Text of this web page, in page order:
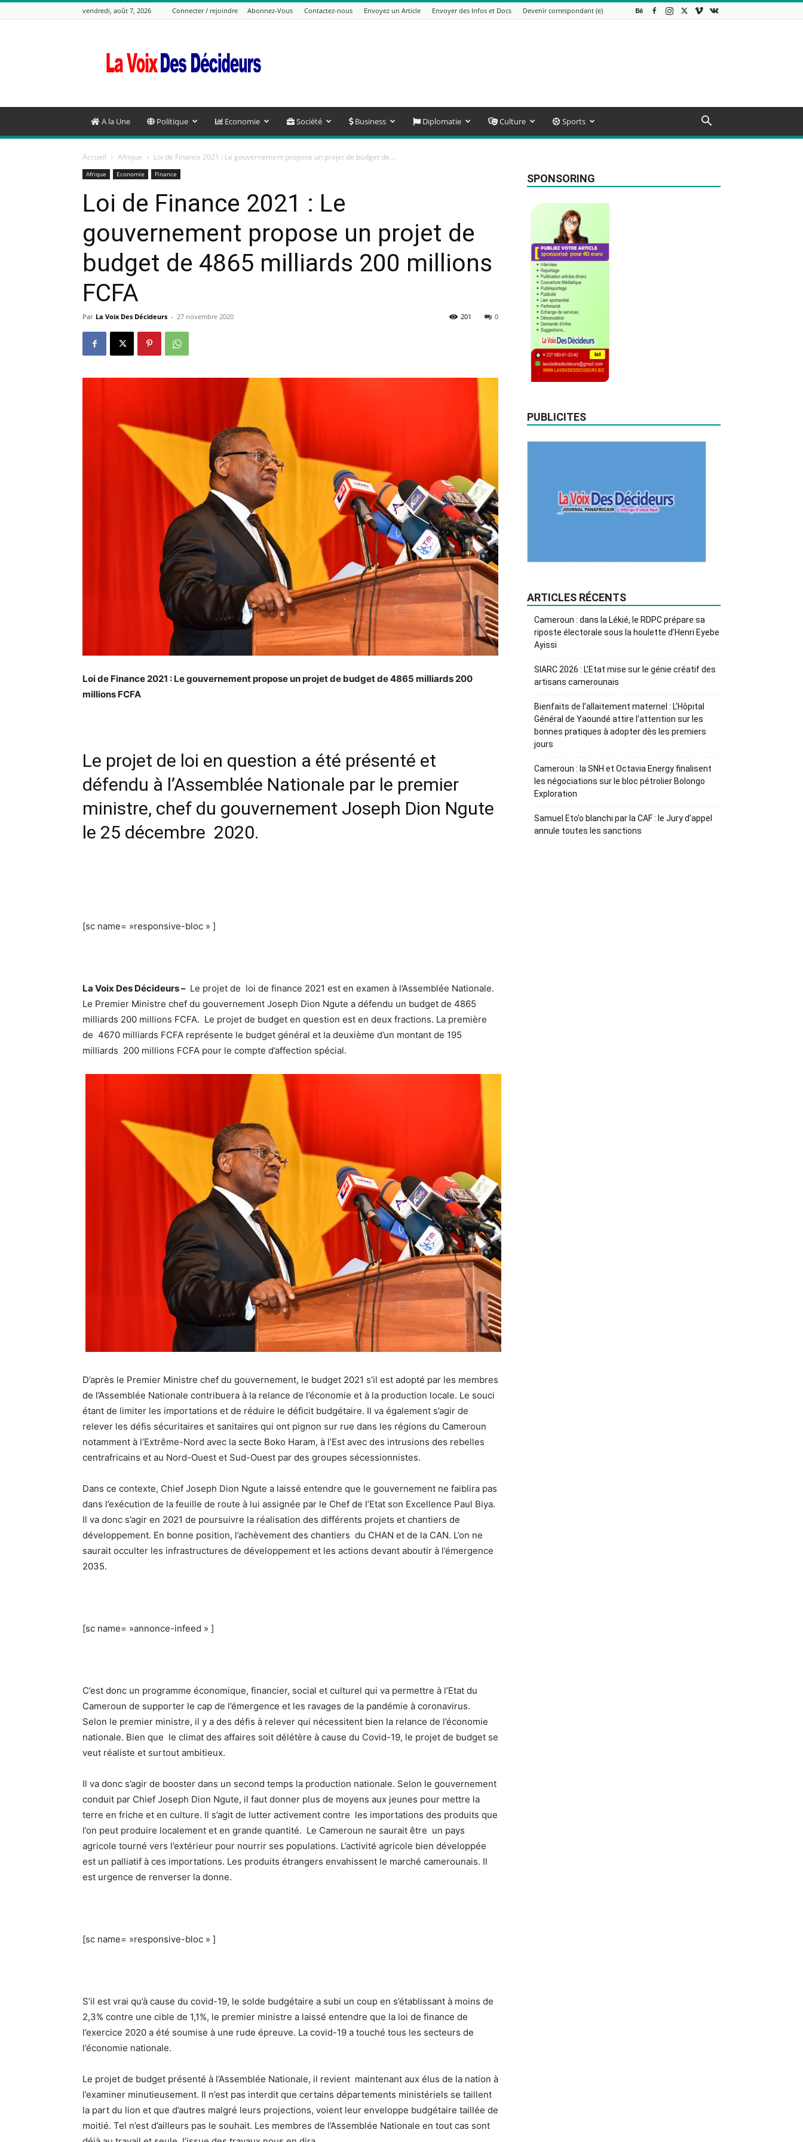
vendredi, août 7, 2026 Connecter / rejoindre Abonnez-Vous Contactez-nous Envoyez un Article Envoyer des Infos et Docs Devenir correspondant (e)
Voix
Des
A la Une Politique Economie Société Business Diplomatie Culture Sports
Accueil Afrique Loi de Finance 2021 : Le gouvernement propose un projet de budget de...
Afrique Economie Finance
Loi de Finance 2021 : Le
gouvernement propose un projet de
budget de 4865 milliards 200 millions
FCFA
Par La Voix Des Décideurs - 27 novembre 2020 0
201
Loi de Finance 2021 : Le gouvernement propose un projet de budget de 4865 milliards 200
millions FCFA
Le projet de loi en question a été présenté et
défendu à l’Assemblée Nationale par le premier
ministre, chef du gouvernement Joseph Dion Ngute
le 25 décembre 2020.
[sc name= »responsive-bloc » ]
La Voix Des Décideurs – Le projet de loi de finance 2021 est en examen à l’Assemblée Nationale.
Le Premier Ministre chef du gouvernement Joseph Dion Ngute a défendu un budget de 4865
milliards 200 millions FCFA. Le projet de budget en question est en deux fractions. La première
de 4670 milliards FCFA représente le budget général et la deuxième d’un montant de 195
milliards 200 millions FCFA pour le compte d’affection spécial.
D’après le Premier Ministre chef du gouvernement, le budget 2021 s’il est adopté par les membres
de l’Assemblée Nationale contribuera à la relance de l’économie et à la production locale. Le souci
étant de limiter les importations et de réduire le déficit budgétaire. Il va également s’agir de
relever les défis sécuritaires et sanitaires qui ont pignon sur rue dans les régions du Cameroun
notamment à l’Extrême-Nord avec la secte Boko Haram, à l’Est avec des intrusions des rebelles
centrafricains et au Nord-Ouest et Sud-Ouest par des groupes sécessionnistes.
Dans ce contexte, Chief Joseph Dion Ngute a laissé entendre que le gouvernement ne faiblira pas
dans l’exécution de la feuille de route à lui assignée par le Chef de l’Etat son Excellence Paul Biya.
Il va donc s’agir en 2021 de poursuivre la réalisation des différents projets et chantiers de
développement. En bonne position, l’achèvement des chantiers du CHAN et de la CAN. L’on ne
saurait occulter les infrastructures de développement et les actions devant aboutir à l’émergence
2035.
[sc name= »annonce-infeed » ]
C’est donc un programme économique, financier, social et culturel qui va permettre à l’Etat du
Cameroun de supporter le cap de l’émergence et les ravages de la pandémie à coronavirus.
Selon le premier ministre, il y a des défis à relever qui nécessitent bien la relance de l’économie
nationale. Bien que le climat des affaires soit délétère à cause du Covid-19, le projet de budget se
veut réaliste et surtout ambitieux.
Il va donc s’agir de booster dans un second temps la production nationale. Selon le gouvernement
conduit par Chief Joseph Dion Ngute, il faut donner plus de moyens aux jeunes pour mettre la
terre en friche et en culture. Il s’agit de lutter activement contre les importations des produits que
l’on peut produire localement et en grande quantité. Le Cameroun ne saurait être un pays
agricole tourné vers l’extérieur pour nourrir ses populations. L’activité agricole bien développée
est un palliatif à ces importations. Les produits étrangers envahissent le marché camerounais. Il
est urgence de renverser la donne.
[sc name= »responsive-bloc » ]
S’il est vrai qu’à cause du covid-19, le solde budgétaire a subi un coup en s’établissant à moins de
2,3% contre une cible de 1,1%, le premier ministre a laissé entendre que la loi de finance de
l’exercice 2020 a été soumise à une rude épreuve. La covid-19 a touché tous les secteurs de
l’économie nationale.
Le projet de budget présenté à l’Assemblée Nationale, il revient maintenant aux élus de la nation à
l’examiner minutieusement. Il n’est pas interdit que certains départements ministériels se taillent
la part du lion et que d’autres malgré leurs projections, voient leur enveloppe budgétaire taillée de
moitié. Tel n’est d’ailleurs pas le souhait. Les membres de l’Assemblée Nationale en tout cas sont
SPONSORING
PUBLICITES
ARTICLES RÉCENTS
Cameroun : dans la Lékié, le RDPC prépare sa
riposte électorale sous la houlette d’Henri Eyebe
Ayissi
SIARC 2026 : L’Etat mise sur le génie créatif des
artisans camerounais
Bienfaits de l’allaitement maternel : L’Hôpital
Général de Yaoundé attire l’attention sur les
bonnes pratiques à adopter dès les premiers
jours
Cameroun : la SNH et Octavia Energy finalisent
les négociations sur le bloc pétrolier Bolongo
Exploration
Samuel Eto’o blanchi par la CAF : le Jury d’appel
annule toutes les sanctions